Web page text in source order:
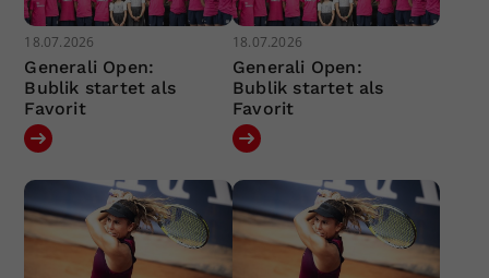
18.07.2026
Generali Open:
Bublik startet als
Favorit
18.07.2026
Generali Open:
Bublik startet als
Favorit